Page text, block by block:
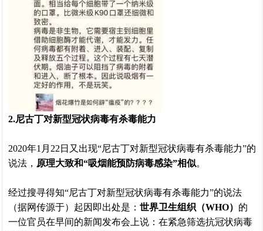
2.尼古丁对新型冠状病毒有杀毒能力
2020年1月22日又出现“尼古丁对新型冠状病毒有杀毒能力”的
说法， 原理大致和“吸烟能预防病毒感染”相似。
经过搜寻得知“尼古丁对新型冠状病毒有杀毒能力”的说法
（据网传源于）起因即出处是： 世界卫生组织（WHO） 的
一位官员在早间的新闻发布会上说：在紧急筛选抗冠状病毒